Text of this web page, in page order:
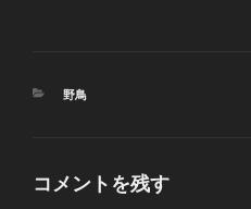
カ
野鳥
コメントを残す